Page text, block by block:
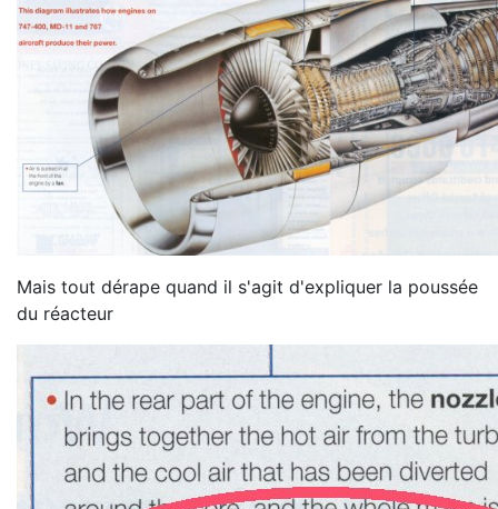
Mais tout dérape quand il s'agit d'expliquer la poussée
du réacteur